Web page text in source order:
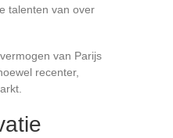
talenten van over
van Parijs
recenter,